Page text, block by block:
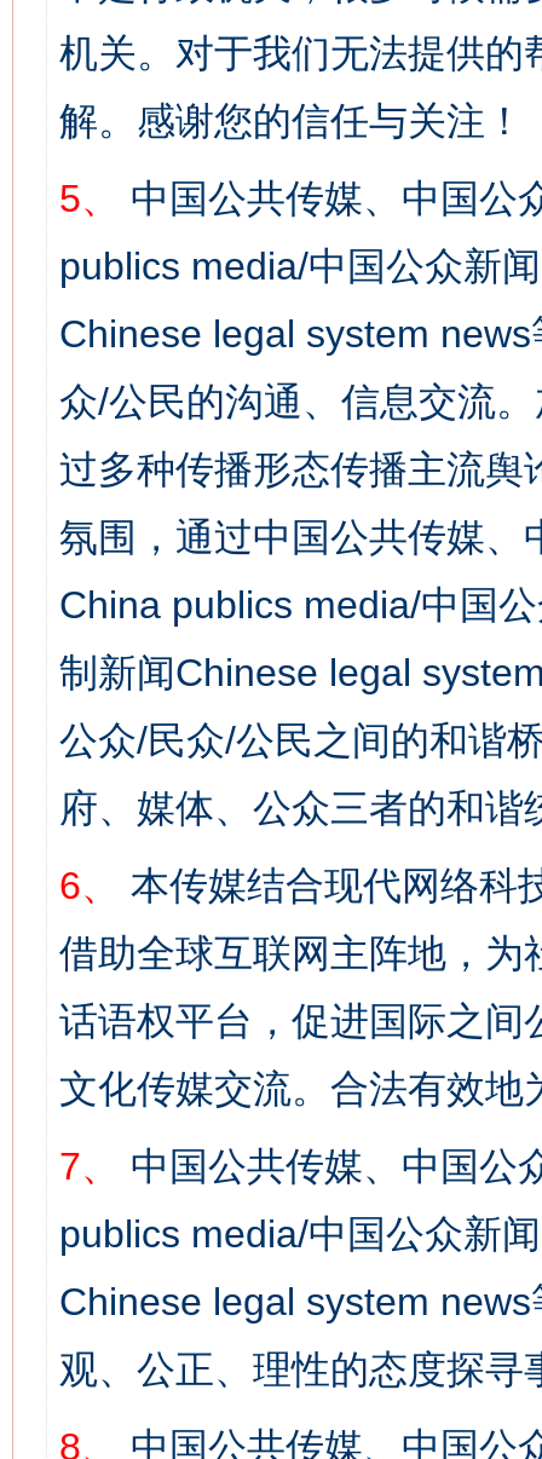
机关。对于我们无法提供
解。感谢您的信任与关注！
5、
中国公共传媒、中国公
publics media/中国公众新
Chinese legal system
众/公民的沟通、信息交流
过多种传播形态传播主流
氛围，通过中国公共传媒
China publics media/中国
制新闻Chinese legal
公众/民众/公民之间的和谐
府、媒体、公众三者的和谐
6、
本传媒结合现代网络科
借助全球互联网主阵地，
话语权平台，促进国际之
文化传媒交流。合法有效地
7、
中国公共传媒、中国公
publics media/中国公众新
Chinese legal system
观、公正、理性的态度探寻
8、
中国公共传媒、中国公